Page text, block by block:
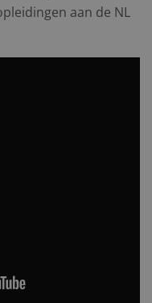
aan de NL